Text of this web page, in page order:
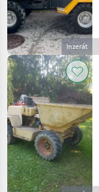
Inzerát